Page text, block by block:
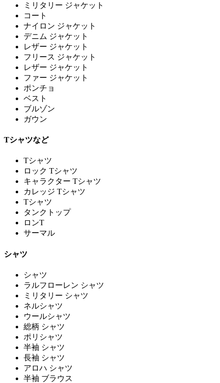
ミリタリー ジャケット
コート
ナイロン ジャケット
デニム ジャケット
レザー ジャケット
フリース ジャケット
レザー ジャケット
ファー ジャケット
ポンチョ
ベスト
ブルゾン
ガウン
Tシャツなど
Tシャツ
ロック Tシャツ
キャラクター Tシャツ
カレッジ Tシャツ
Tシャツ
タンクトップ
ロンT
サーマル
シャツ
シャツ
ラルフローレン シャツ
ミリタリー シャツ
ネルシャツ
ウールシャツ
総柄 シャツ
ポリシャツ
半袖 シャツ
長袖 シャツ
アロハ シャツ
半袖 ブラウス